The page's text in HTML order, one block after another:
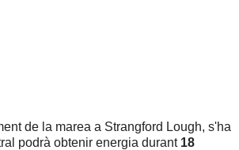
de la marea a Strangford Lough, s'ha
podrà obtenir energia durant 18